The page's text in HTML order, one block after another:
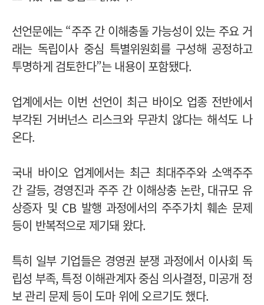
선언문에는 “주주 간 이해충돌 가능성이 있는 주요 거
래는 독립이사 중심 특별위원회를 구성해 공정하고
투명하게 검토한다”는 내용이 포함됐다.
업계에서는 이번 선언이 최근 바이오 업종 전반에서
부각된 거버넌스 리스크와 무관치 않다는 해석도 나
온다.
국내 바이오 업계에서는 최근 최대주주와 소액주주
간 갈등, 경영진과 주주 간 이해상충 논란, 대규모 유
상증자 및 CB 발행 과정에서의 주주가치 훼손 문제
등이 반복적으로 제기돼 왔다.
특히 일부 기업들은 경영권 분쟁 과정에서 이사회 독
립성 부족, 특정 이해관계자 중심 의사결정, 미공개 정
보 관리 문제 등이 도마 위에 오르기도 했다.